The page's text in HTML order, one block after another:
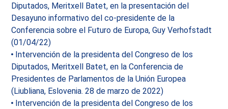
Diputados, Meritxell Batet, en la presentación del
Desayuno informativo del co-presidente de la
Conferencia sobre el Futuro de Europa, Guy Verhofstadt
(01/04/22)
Intervención de la presidenta del Congreso de los
Diputados, Meritxell Batet, en la Conferencia de
Presidentes de Parlamentos de la Unión Europea
(Liubliana, Eslovenia. 28 de marzo de 2022)
Intervención de la presidenta del Congreso de los